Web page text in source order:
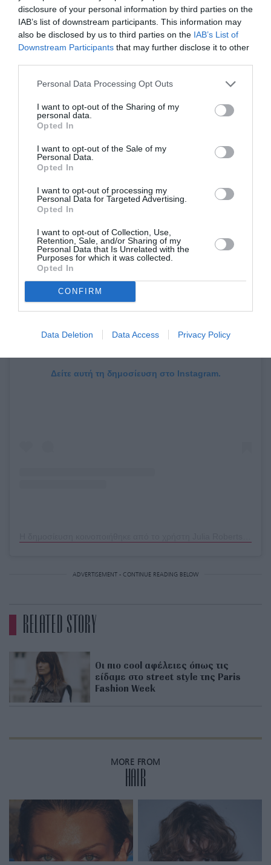
disclosure of your personal information by third parties on the
IAB’s list of downstream participants. This information may
also be disclosed by us to third parties on the IAB’s List of
Downstream Participants that may further disclose it to other
Personal Data Processing Opt Outs
I want to opt-out of the Sharing of my
personal data.
Opted In
I want to opt-out of the Sale of my
Personal Data.
Opted In
I want to opt-out of processing my
Personal Data for Targeted Advertising.
Opted In
I want to opt-out of Collection, Use,
Retention, Sale, and/or Sharing of my
Personal Data that Is Unrelated with the
Purposes for which it was collected.
Opted In
CONFIRM
Data Deletion Data Access Privacy Policy
Η Julia Roberts με το νέο της κούρεμα
Δείτε αυτή τη δημοσίευση στο Instagram.
ADVERTISEMENT - CONTINUE READING BELOW
RELATED STORY
Οι πιο cool αφέλειες όπως τις
είδαμε στο street style της Paris
Fashion Week
MORE FROM
HAIR